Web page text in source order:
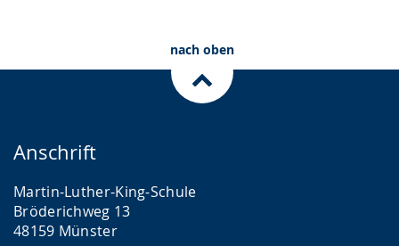
nach oben
Anschrift
Martin-Luther-King-Schule
Bröderichweg 13
48159 Münster